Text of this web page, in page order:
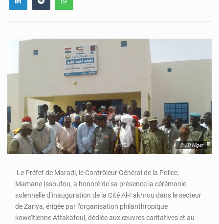
© JD Niger
Le Préfet de Maradi, le Contrôleur Général de la Police,
Mamane Issoufou, a honoré de sa présence la cérémonie
solennelle d’inauguration de la Cité Al-Fakhrou dans le secteur
de Zariya, érigée par l’organisation philanthropique
koweïtienne Attakafoul, dédiée aux œuvres caritatives et au